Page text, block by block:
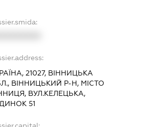
21027, ВІННИЦЬКА
ВІННИЦЬКИЙ Р-Н, МІСТО
ВУЛ.КЕЛЕЦЬКА,
51